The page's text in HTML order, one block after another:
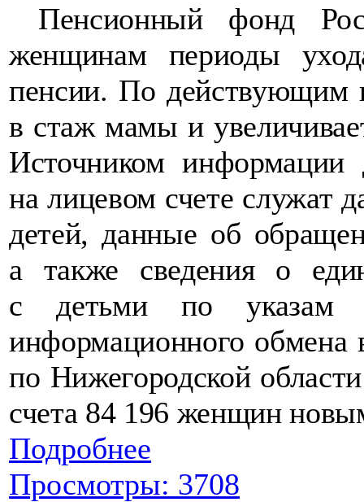
Пенсионный фонд
женщинам периоды
пенсии. По действующим
в стаж мамы и
Источником информации
на лицевом счете служат
детей, данные об
а также сведения о
с детьми по указам
информационного
по Нижегородской
счета 84 196 женщин
Подробнее
Просмотры: 3708